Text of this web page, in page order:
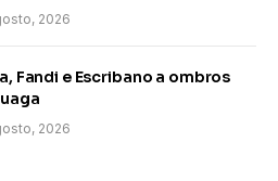
2026
Fandi e Escribano a ombros
2026